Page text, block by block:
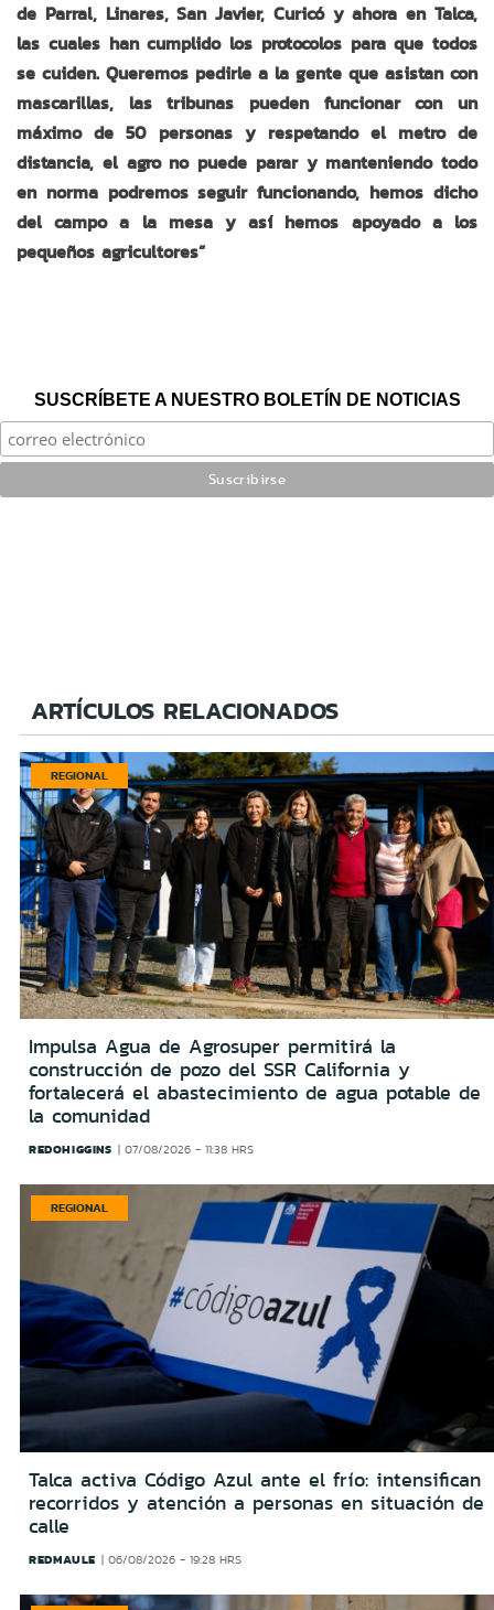
de Parral, Linares, San Javier, Curicó y ahora en Talca,
las cuales han cumplido los protocolos para que todos
se cuiden. Queremos pedirle a la gente que asistan con
mascarillas, las tribunas pueden funcionar con un
máximo de 50 personas y respetando el metro de
distancia, el agro no puede parar y manteniendo todo
en norma podremos seguir funcionando, hemos dicho
del campo a la mesa y así hemos apoyado a los
pequeños agricultores”
SUSCRÍBETE A NUESTRO BOLETÍN DE NOTICIAS
ARTÍCULOS RELACIONADOS
REGIONAL
Impulsa Agua de Agrosuper permitirá la
construcción de pozo del SSR California y
fortalecerá el abastecimiento de agua potable de
la comunidad
REDOHIGGINS 07/08/2026 - 11:38 HRS
REGIONAL
Talca activa Código Azul ante el frío: intensifican
recorridos y atención a personas en situación de
calle
REDMAULE 06/08/2026 - 19:28 HRS